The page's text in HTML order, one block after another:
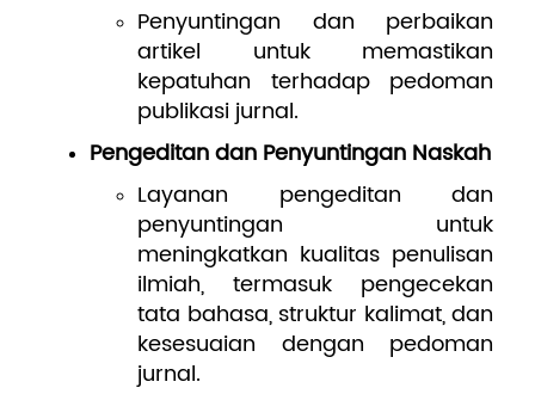
Penyuntingan dan perbaikan
artikel untuk memastikan
kepatuhan terhadap pedoman
publikasi jurnal.
Pengeditan dan Penyuntingan Naskah
Layanan pengeditan dan
penyuntingan untuk
meningkatkan kualitas penulisan
ilmiah, termasuk pengecekan
tata bahasa, struktur kalimat, dan
kesesuaian dengan pedoman
jurnal.